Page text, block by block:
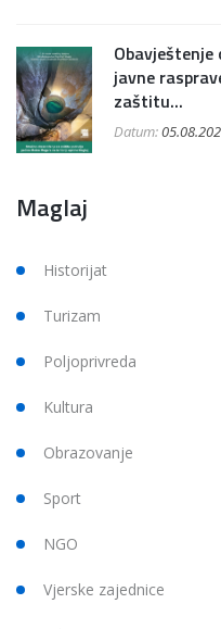
Obavještenje
javne
zaštitu...
Datum:
Maglaj
Historijat
Turizam
Poljoprivreda
Kultura
Obrazovanje
Sport
NGO
Vjerske zajednice